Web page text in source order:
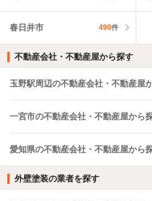
春日井市 490件
不動産会社・不動産屋から探す
玉野駅周辺の不動産会社・不動産屋
一宮市の不動産会社・不動産屋から
愛知県の不動産会社・不動産屋から
外壁塗装の業者を探す